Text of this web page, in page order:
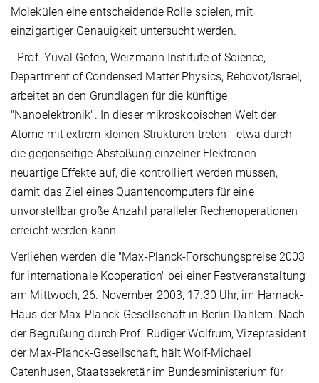
Molekülen eine entscheidende Rolle spielen, mit
einzigartiger Genauigkeit untersucht werden.
- Prof. Yuval Gefen, Weizmann Institute of Science,
Department of Condensed Matter Physics, Rehovot/Israel,
arbeitet an den Grundlagen für die künftige
"Nanoelektronik". In dieser mikroskopischen Welt der
Atome mit extrem kleinen Strukturen treten - etwa durch
die gegenseitige Abstoßung einzelner Elektronen -
neuartige Effekte auf, die kontrolliert werden müssen,
damit das Ziel eines Quantencomputers für eine
unvorstellbar große Anzahl paralleler Rechenoperationen
erreicht werden kann.
Verliehen werden die "Max-Planck-Forschungspreise 2003
für internationale Kooperation" bei einer Festveranstaltung
am Mittwoch, 26. November 2003, 17.30 Uhr, im Harnack-
Haus der Max-Planck-Gesellschaft in Berlin-Dahlem. Nach
der Begrüßung durch Prof. Rüdiger Wolfrum, Vizepräsident
der Max-Planck-Gesellschaft, hält Wolf-Michael
Catenhusen, Staatssekretär im Bundesministerium für